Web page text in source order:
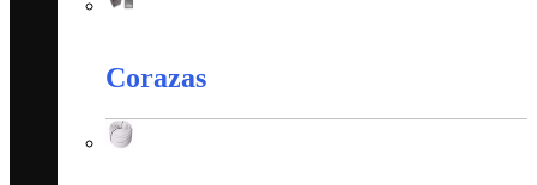
Corazas